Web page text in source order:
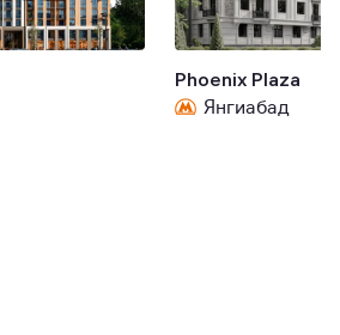
Phoenix Plaza
Янгиабад